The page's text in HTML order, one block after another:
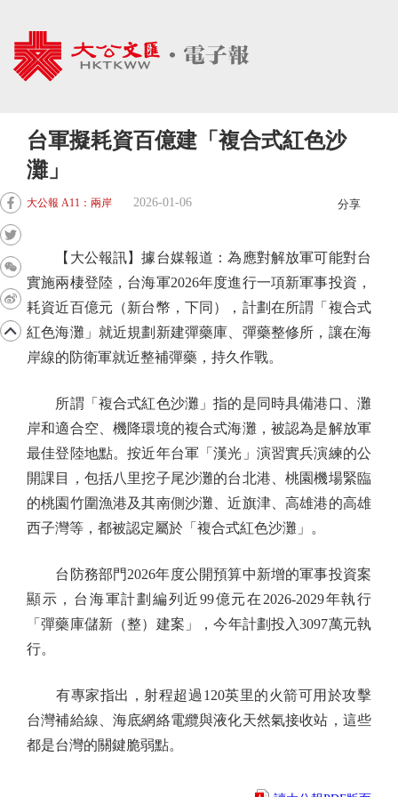
台軍擬耗資百億建「複合式紅色沙
灘」
大公報 A11：兩岸 2026-01-06 分享
【大公報訊】據台媒報道：為應對解放軍可能對台
實施兩棲登陸，台海軍2026年度進行一項新軍事投資，
耗資近百億元（新台幣，下同），計劃在所謂「複合式
紅色海灘」就近規劃新建彈藥庫、彈藥整修所，讓在海
岸線的防衛軍就近整補彈藥，持久作戰。
所謂「複合式紅色沙灘」指的是同時具備港口、灘
岸和適合空、機降環境的複合式海灘，被認為是解放軍
最佳登陸地點。按近年台軍「漢光」演習實兵演練的公
開課目，包括八里挖子尾沙灘的台北港、桃園機場緊臨
的桃園竹圍漁港及其南側沙灘、近旗津、高雄港的高雄
西子灣等，都被認定屬於「複合式紅色沙灘」。
台防務部門2026年度公開預算中新增的軍事投資案
顯示，台海軍計劃編列近99億元在2026-2029年執行
「彈藥庫儲新（整）建案」，今年計劃投入3097萬元執
行。
有專家指出，射程超過120英里的火箭可用於攻擊
台灣補給線、海底網絡電纜與液化天然氣接收站，這些
都是台灣的關鍵脆弱點。